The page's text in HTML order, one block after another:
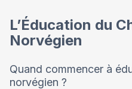
L’Éducation du
Norvégien
Quand commencer à
norvégien ?